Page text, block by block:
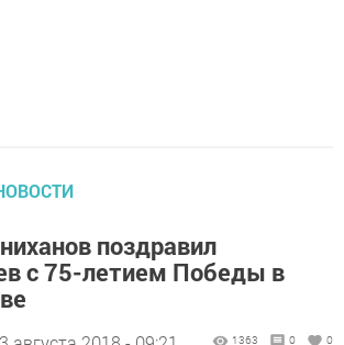
поздравил
с 75-летием Победы в
1363 0 0